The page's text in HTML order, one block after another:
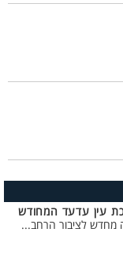
עין עדעד המחודש
מחדש לציבור הרחב...